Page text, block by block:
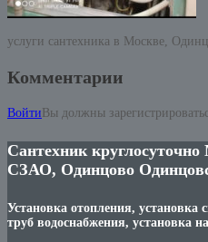
услуги сантехника в Москве,
Комментарии
ВойтиВы должны
Сантехник
СЗАО, Одинцово
Установка отопления, установка
труб водоснабжения, установка